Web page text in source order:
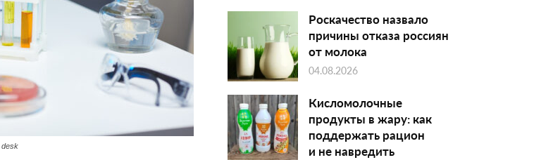
desk
Роскачество назвало
причины отказа россиян
от молока
04.08.2026
Кисломолочные
продукты в жару: как
поддержать рацион
и не навредить